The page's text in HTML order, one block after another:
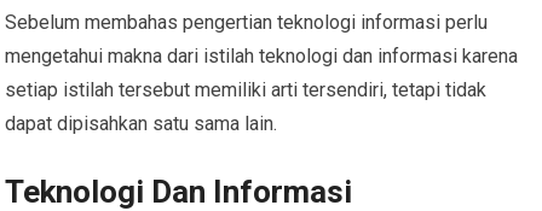
Sebelum membahas pengertian teknologi informasi perlu
mengetahui makna dari istilah teknologi dan informasi karena
setiap istilah tersebut memiliki arti tersendiri, tetapi tidak
dapat dipisahkan satu sama lain.
Teknologi Dan Informasi